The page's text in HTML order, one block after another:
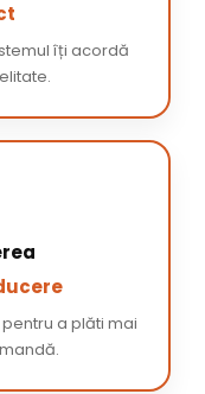
îți acordă
a plăti mai